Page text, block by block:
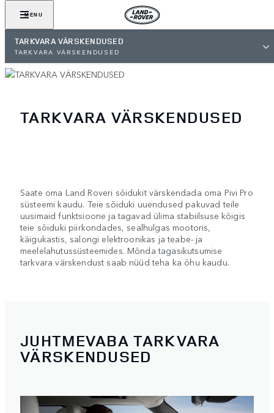
MENU
TARKVARA VÄRSKENDUSED
TARKVARA VÄRSKENDUSED
TARKVARA VÄRSKENDUSED
Saate oma Land Roveri sõidukit värskendada oma Pivi Pro
süsteemi kaudu. Teie sõiduki uuendused pakuvad teile
uusimaid funktsioone ja tagavad ülima stabiilsuse kõigis
teie sõiduki piirkondades, sealhulgas mootoris,
käigukastis, salongi elektroonikas ja teabe- ja
meelelahutussüsteemides. Mõnda tagasikutsumise
tarkvara värskendust saab nüüd teha ka õhu kaudu.
JUHTMEVABA TARKVARA
VÄRSKENDUSED